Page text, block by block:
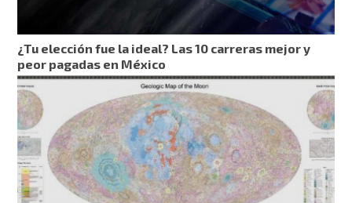
¿Tu elección fue la ideal? Las 10 carreras mejor y
peor pagadas en México